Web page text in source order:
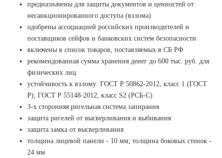
предназначены для защиты документов и ценностей от
несанкционированного доступа (взлома)
одобрены ассоциацией российских производителей и
поставщиков сейфов и банковских систем безопасности
включены в список товаров, поставляемых в СБ РФ
рекомендованная сумма хранения денег до 600 тыс. руб. для
физических лиц
устойчивость к взлому: ГОСТ Р 50862-2012, класс 1 (ГОСТ
Р); ГОСТ Р 55148-2012, класс S2 (РСБ-С)
3-х сторонняя ригельная система запирания
защита ригелей от высверливания и выбивания
защита замка от высверливания
толщина лицевой панели - 10 мм; толщина боковых стенок -
24 мм